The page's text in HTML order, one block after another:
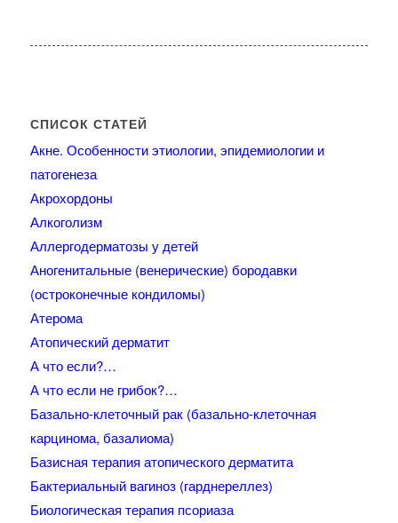
СПИСОК СТАТЕЙ
Акне. Особенности этиологии, эпидемиологии и
патогенеза
Акрохордоны
Алкоголизм
Аллергодерматозы у детей
Аногенитальные (венерические) бородавки
(остроконечные кондиломы)
Атерома
Атопический дерматит
А что если?…
А что если не грибок?…
Базально-клеточный рак (базально-клеточная
карцинома, базалиома)
Базисная терапия атопического дерматита
Бактериальный вагиноз (гарднереллез)
Биологическая терапия псориаза